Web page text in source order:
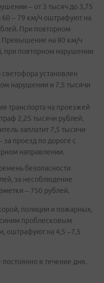
– от 3 тысяч до 3,75
– 79 км/ч оштрафуют на
При повторном
Превышение на 80 км/ч
при повторном нарушении
установлен
нарушении и 7,5 тысячи
транспорта на проезжей
2,25 тысячи рублей.
заплатит 7,5 тысячи
проезд по дороге с
направлении.
безопасности
за несоблюдение
– 750 рублей.
полиции и пожарных,
проблесковым
оштрафуют на 4,5 –7,5
в течение дня.